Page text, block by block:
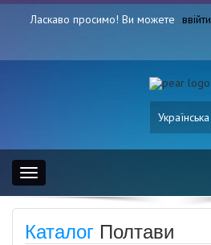
Ласкаво просимо! Ви можете ввійти
Українська
Toggle
navigation
Каталог Полтави